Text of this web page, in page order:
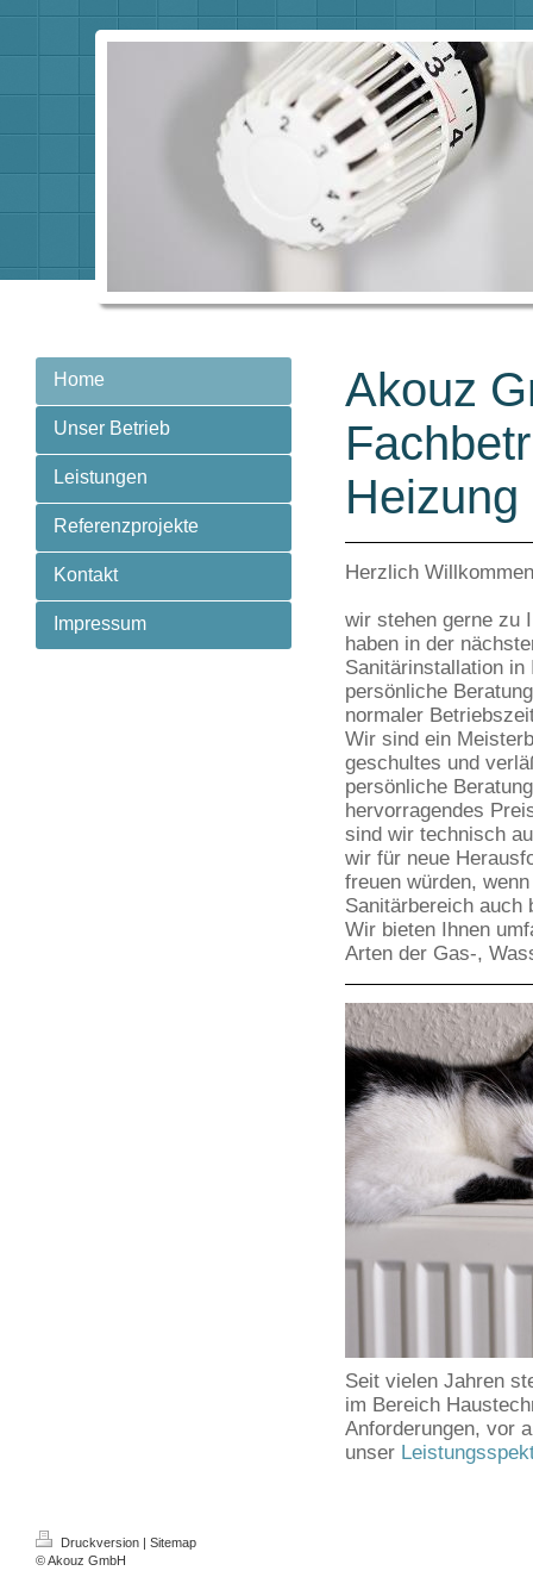
Home
Unser Betrieb
Leistungen
Referenzprojekte
Kontakt
Impressum
Akouz
Heizung
Herzlich
wir stehen gerne zu
haben in der
Sanitärinstallation in
persönliche
normaler
Wir sind ein
geschultes und
persönliche
hervorragendes
sind wir technisch
wir für neue
freuen würden,
Sanitärbereich auch
Wir bieten Ihnen
Arten der Gas-,
Seit vielen Jahren
im Bereich
Anforderungen, vor
unser
Druckversion | Sitemap
© Akouz GmbH